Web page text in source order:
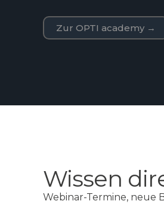
Zur OPTI academy →
Wissen
Webinar-Termine, neue